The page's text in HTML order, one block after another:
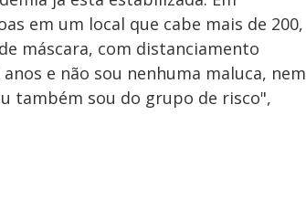
g
T
i
m
d
a
e
u
r
em um local que cabe mais de 200,
máscara, com distanciamento
e não sou nenhuma maluca, nem
também sou do grupo de risco",